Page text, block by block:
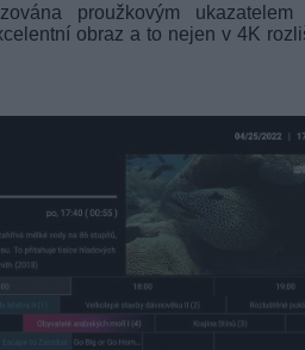
proužkovým
obraz a to nejen v 4K